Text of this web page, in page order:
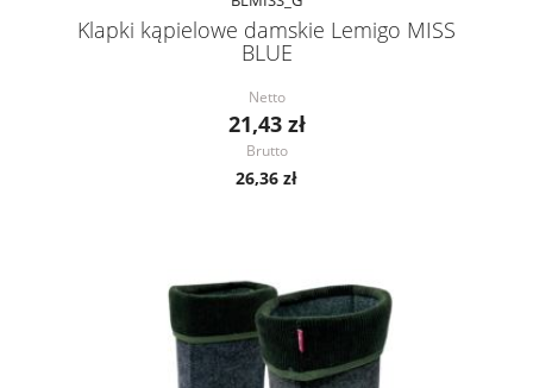
Klapki kąpielowe damskie Lemigo MISS
BLUE
Netto
21,43 zł
Brutto
26,36 zł